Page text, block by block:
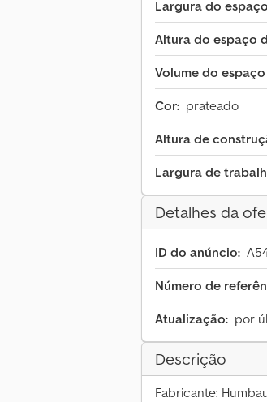
Largura do
Altura do espaço
Volume do
Cor: prateado
Altura de
Largura de
Detalhes da
ID do anúncio:
Número de
Atualização: por
Descrição
Fabricante: